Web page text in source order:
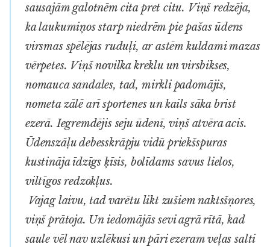
sausajām galotnēm cita pret citu. Viņš redzēja,
ka laukumiņos starp niedrēm pie pašas ūdens
virsmas spēlējas ruduļi, ar astēm kuldami mazas
vērpetes. Viņš novilka kreklu un virsbikses,
nomauca sandales, tad, mirkli padomājis,
nometa zālē arī sportenes un kails sāka brist
ezerā. Iegremdējis seju ūdenī, viņš atvēra acis.
Ūdenszāļu debesskrāpju vidū priekšspuras
kustināja īdzīgs ķīsis, bolīdams savus lielos,
viltīgos redzokļus.
Vajag laivu, tad varētu likt zušiem naktsšņores,
viņš prātoja. Un iedomājās sevi agrā rītā, kad
saule vēl nav uzlēkusi un pāri ezeram veļas salti